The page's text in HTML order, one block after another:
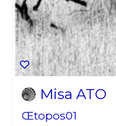
Misa ATO
Œtopos01